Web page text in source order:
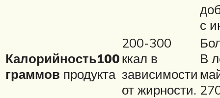
с
Калорийность100
граммов продукта
200-300
ккал в
зависимости
от жирности.
В